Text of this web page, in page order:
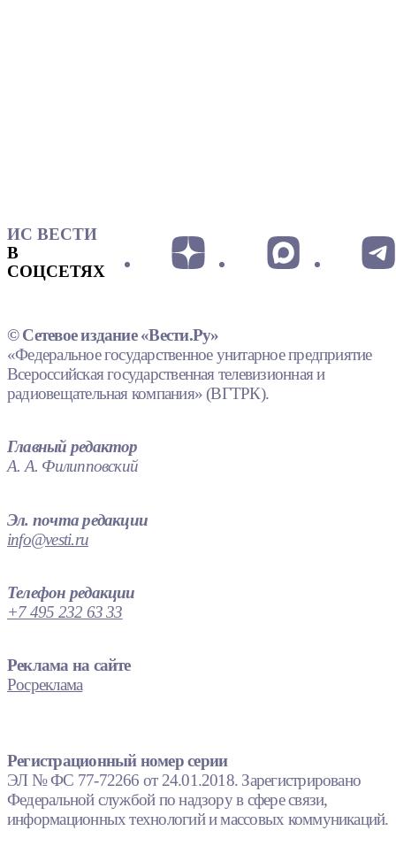
ИС ВЕСТИ
В
СОЦСЕТЯХ
© Сетевое издание «Вести.Ру»
«Федеральное государственное унитарное предприятие
Всероссийская государственная телевизионная и
радиовещательная компания» (ВГТРК).
Главный редактор
А. А. Филипповский
Эл. почта редакции
info@vesti.ru
Телефон редакции
+7 495 232 63 33
Реклама на сайте
Росреклама
Регистрационный номер серии
ЭЛ № ФС 77-72266 от 24.01.2018. Зарегистрировано
Федеральной службой по надзору в сфере связи,
информационных технологий и массовых коммуникаций.